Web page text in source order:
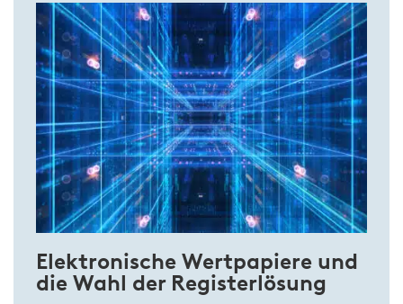
Elektronische Wertpapiere und
die Wahl der Registerlösung